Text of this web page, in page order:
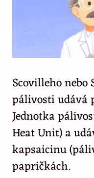
Scovilleho
pálivosti udává
Jednotka
Heat Unit) a
kapsaicinu
papričkách.